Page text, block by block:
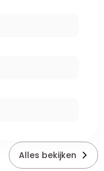
Alles bekijken